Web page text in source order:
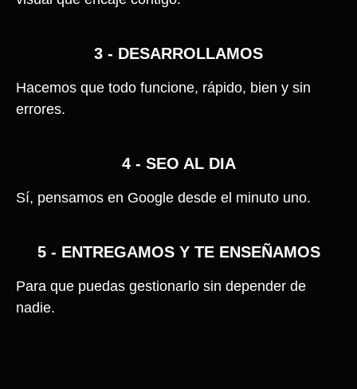
3 - DESARROLLAMOS
Hacemos que todo funcione, rápido, bien y sin
errores.
4 - SEO AL DIA
Sí, pensamos en Google desde el minuto uno.
5 - ENTREGAMOS Y TE ENSEÑAMOS
Para que puedas gestionarlo sin depender de
nadie.